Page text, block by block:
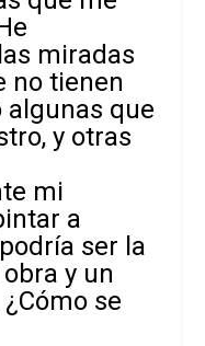
miradas
no tienen
que
y otras
mi
a
ser la
y un
se